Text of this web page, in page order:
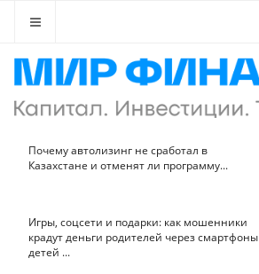
Почему автолизинг не сработал в
Казахстане и отменят ли программу...
Игры, соцсети и подарки: как мошенники
крадут деньги родителей через смартфоны
детей ...